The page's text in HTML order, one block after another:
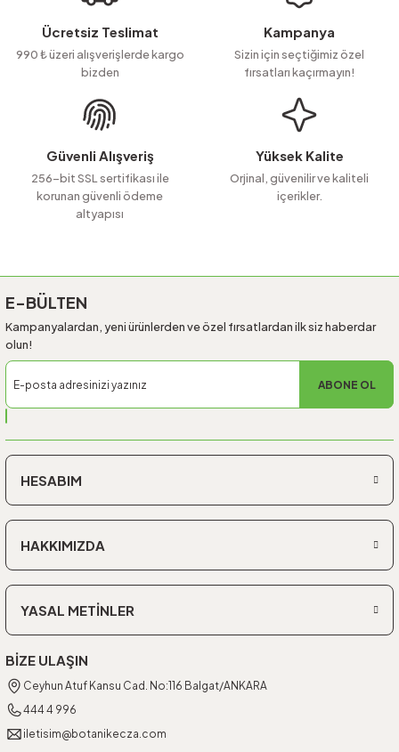
Ücretsiz Teslimat
990 ₺ üzeri alışverişlerde kargo
bizden
Kampanya
Sizin için seçtiğimiz özel
fırsatları kaçırmayın!
Güvenli Alışveriş
256-bit SSL sertifikası ile
korunan güvenli ödeme
altyapısı
Yüksek Kalite
Orjinal, güvenilir ve kaliteli
içerikler.
E-BÜLTEN
Kampanyalardan, yeni ürünlerden ve özel fırsatlardan ilk siz haberdar
olun!
ABONE OL
HESABIM
HAKKIMIZDA
YASAL METİNLER
BİZE ULAŞIN
Ceyhun Atuf Kansu Cad. No:116 Balgat/ANKARA
444 4 996
iletisim@botanikecza.com